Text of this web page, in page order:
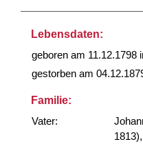
Lebensdaten:
geboren am 11.12.1798
gestorben am
Familie:
Vater: